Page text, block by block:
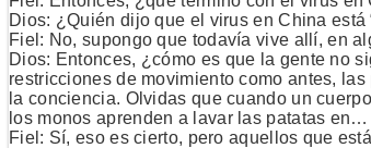
Dios: ¿Quién dijo que el virus en China
Fiel: No, supongo que todavía vive allí, en
Dios: Entonces, ¿cómo es que la gente no
restricciones de movimiento como antes,
la conciencia. Olvidas que cuando un
los monos aprenden a lavar las patatas en…
Fiel: Sí, eso es cierto, pero aquellos que